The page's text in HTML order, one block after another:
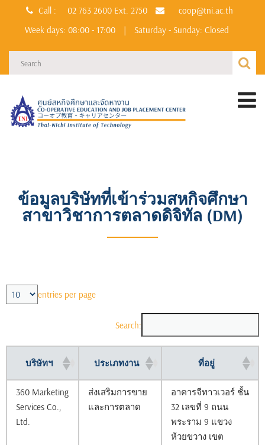
Call : 02 763 2600 Ext. 2750
coop@tni.ac.th
Week days: 08:00 - 17:00
| Saturday - Sunday: Closed
ข้อมูลบริษัทที่เข้าร่วมสหกิจศึกษา
สาขาวิชาการตลาดดิจิทัล (DM)
entries per page
Search:
บริษัทฯ ประเภทงาน ที่อยู่
360 Marketing
Services Co.,
Ltd.
ส่งเสริมการขาย
และการตลาด
อาคารจีทาวเวอร์ ชั้น
32 เลขที่ 9 ถนน
พระราม 9 แขวง
ห้วยขวาง เขต